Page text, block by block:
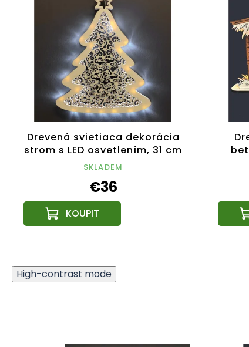
Drevená svietiaca dekorácia
strom s LED osvetlením, 31 cm
SKLADEM
€36
High-contrast mode